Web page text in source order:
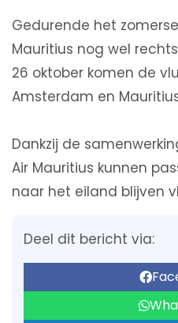
Gedurende het
Mauritius nog wel
26 oktober komen de
Amsterdam en
Dankzij de
Air Mauritius kunnen
naar het eiland blijven
Deel dit bericht via: